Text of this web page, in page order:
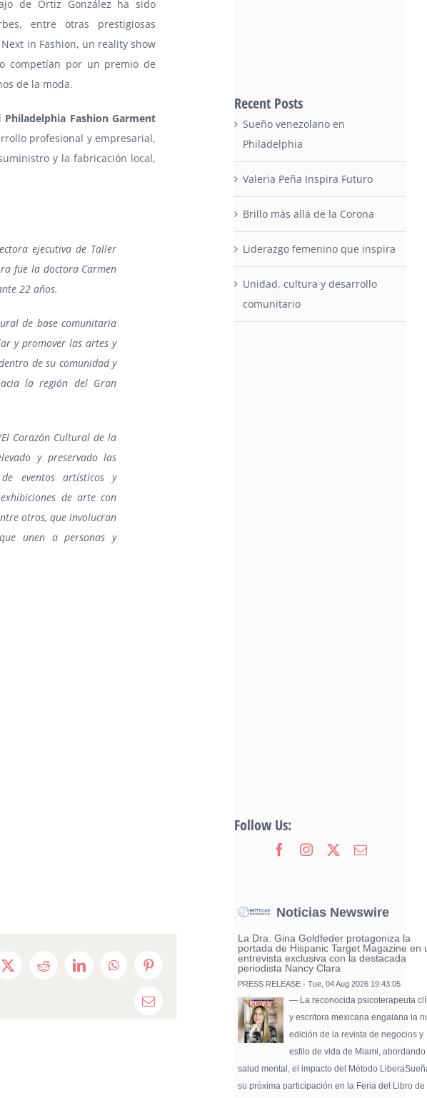
de Ortiz González ha sido
entre otras prestigiosas
in Fashion, un reality show
competían por un premio de
de la moda.
Philadelphia Fashion Garment
profesional y empresarial,
y la fabricación local,
ejecutiva de Taller
fue la doctora Carmen
22 años.
de base comunitaria
y promover las artes y
de su comunidad y
la región del Gran
Corazón Cultural de la
y preservado las
eventos artísticos y
de arte con
otros, que involucran
unen a personas y
X Reddit LinkedInWhatsAppPinterest
Email
Recent Posts
Sueño venezolano en
Philadelphia
Valeria Peña Inspira Futuro
Brillo más allá de la Corona
Liderazgo femenino que inspira
Unidad, cultura y desarrollo
comunitario
Follow Us:
Noticias Newswire
La Dra. Gina Goldfeder protagoniza la
portada de Hispanic Target Magazine en
entrevista exclusiva con la destacada
periodista Nancy Clara
PRESS RELEASE - Tue, 04 Aug 2026 19:43:05
— La reconocida psicoterapeuta
y escritora mexicana engalana la
edición de la revista de negocios y
estilo de vida de Miami,
salud mental, el impacto del Método
su próxima participación en la Feria del Libro de